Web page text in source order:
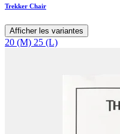
Trekker Chair
Afficher les variantes
20 (M) 25 (L)